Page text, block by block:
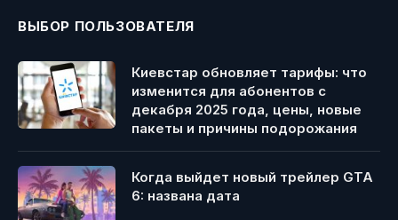
ВЫБОР ПОЛЬЗОВАТЕЛЯ
Киевстар обновляет тарифы: что
изменится для абонентов с
декабря 2025 года, цены, новые
пакеты и причины подорожания
Когда выйдет новый трейлер GTA
6: названа дата